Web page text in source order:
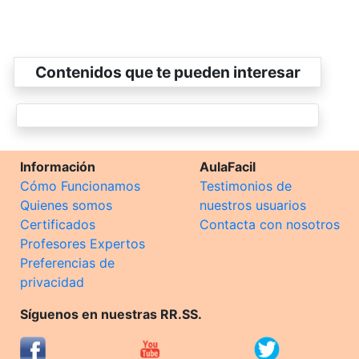
Contenidos que te pueden interesar
Información
Cómo Funcionamos
Quienes somos
Certificados
Profesores Expertos
Preferencias de
privacidad
AulaFacil
Testimonios de
nuestros usuarios
Contacta con nosotros
Síguenos en nuestras RR.SS.